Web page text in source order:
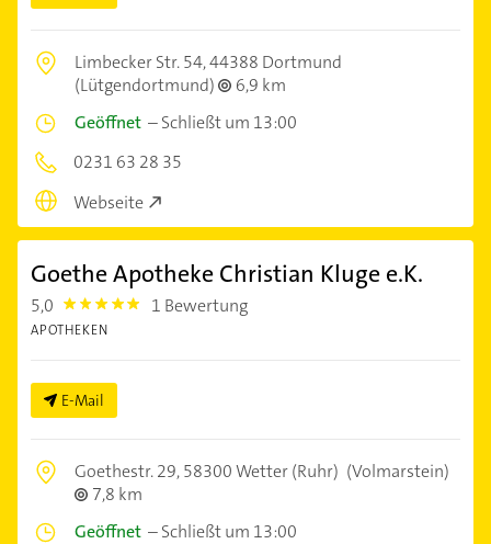
Limbecker Str. 54,44388 Dortmund
(Lütgendortmund)
6,9 km
Geöffnet –Schließt um 13:00
0231 63 28 35
Webseite
Goethe Apotheke Christian Kluge e.K.
5,0 5.0 1 Bewertung
APOTHEKEN
E-Mail
Goethestr. 29,58300 Wetter (Ruhr) (Volmarstein)
7,8 km
Geöffnet –Schließt um 13:00